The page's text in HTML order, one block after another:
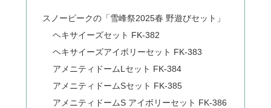
スノーピークの「雪峰祭2025春 野遊びセット」
ヘキサイーズセット FK-382
ヘキサイーズアイボリーセット FK-383
アメニティドームLセット FK-384
アメニティドームSセット FK-385
アメニティドームS アイボリーセット FK-386